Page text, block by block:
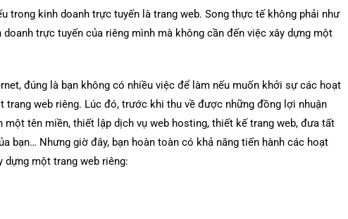
trong kinh doanh trực tuyến là trang web. Song thực tế không phải như
trực tuyến của riêng mình mà không cần đến việc xây dựng một
đúng là bạn không có nhiều việc để làm nếu muốn khởi sự các hoạt
web riêng. Lúc đó, trước khi thu về được những đồng lợi nhuận
tên miền, thiết lập dịch vụ web hosting, thiết kế trang web, đưa tất
bạn… Nhưng giờ đây, bạn hoàn toàn có khả năng tiến hành các hoạt
dựng một trang web riêng: